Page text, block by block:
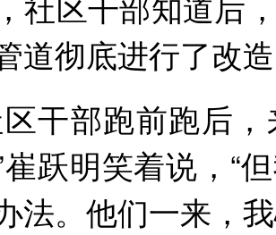
道彻底进行了改
部跑前跑后，
跃明笑着说，“
法。他们一来，